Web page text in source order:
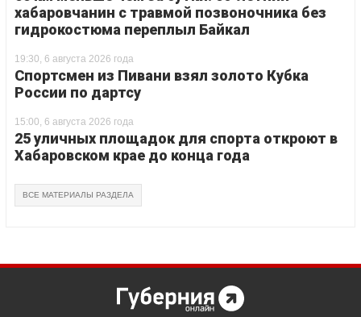
хабаровчанин с травмой позвоночника без
гидрокостюма переплыл Байкал
19:30, 6 августа 2026 года
Спортсмен из Пивани взял золото Кубка
России по дартсу
15:00, 6 августа 2026 года
25 уличных площадок для спорта откроют в
Хабаровском крае до конца года
ВСЕ МАТЕРИАЛЫ РАЗДЕЛА